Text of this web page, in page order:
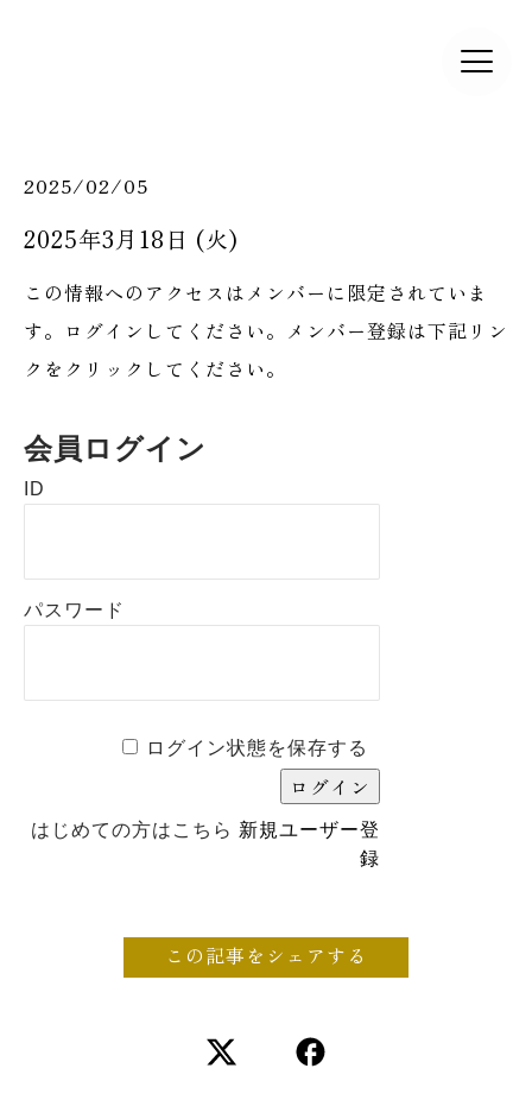
2025/02/05
2025年3月18日 (火)
この情報へのアクセスはメンバーに限定されていま
す。ログインしてください。メンバー登録は下記リン
クをクリックしてください。
会員ログイン
ID
パスワード
ログイン状態を保存する
はじめての方はこちら 新規ユーザー登
録
この記事をシェアする